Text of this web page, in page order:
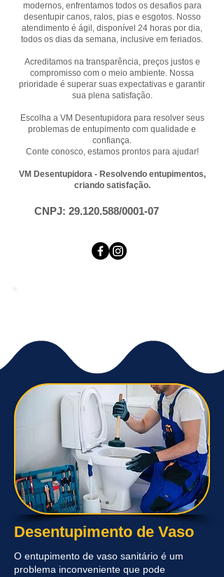
modernos, enfrentamos todos os desafios para
desentupir canos, ralos, pias e esgotos. Nosso
atendimento é ágil, disponível 24 horas por dia,
todos os dias da semana, inclusive em feriados.
Acreditamos na transparência, preços justos e
compromisso com o meio ambiente. Nossa
prioridade é superar suas expectativas e garantir
sua plena satisfação.
Escolha a VM Desentupidora para resolver seus
problemas de entupimento com qualidade e
confiança.
Conte conosco, estamos prontos para ajudar!
VM Desentupidora - Resolvendo entupimentos,
criando satisfação.
CNPJ: 29.120.588/0001-07
Desentupimento de Vaso
O entupimento de vaso sanitário é um
problema inconveniente que pode